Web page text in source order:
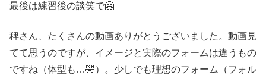
最後は練習後の談笑で🤗
稗さん、たくさんの動画ありがとうございました。動画見
てて思うのですが、イメージと実際のフォームは違うもの
ですね（体型も…🤣）。少しでも理想のフォーム（フォル